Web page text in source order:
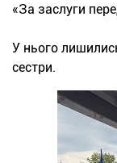
«За заслуги
У нього
сестри.